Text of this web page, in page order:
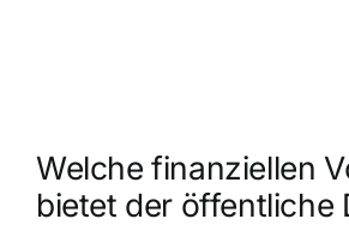
Welche finanziellen
bietet der öffentliche